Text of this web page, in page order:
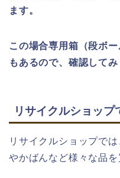
ます。
この場合専用箱（段ボ
もあるので、確認してみ
リサイクルショップ
リサイクルショップで
やかばんなど様々な品を